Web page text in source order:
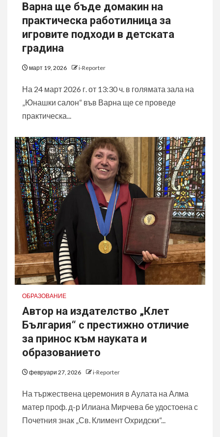
Варна ще бъде домакин на
практическа работилница за
игровите подходи в детската
градина
март 19, 2026 i-Reporter
На 24 март 2026 г. от 13:30 ч. в голямата зала на
„Юнашки салон“ във Варна ще се проведе
практическа...
ОБРАЗОВАНИЕ
Автор на издателство „Клет
България“ с престижно отличие
за принос към науката и
образованието
февруари 27, 2026 i-Reporter
На тържествена церемония в Аулата на Алма
матер проф. д-р Илиана Мирчева бе удостоена с
Почетния знак „Св. Климент Охридски“...